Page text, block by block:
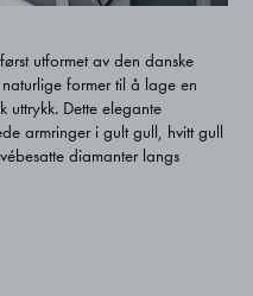
utformet av den danske
former til å lage en
uttrykk. Dette elegante
armringer i gult gull, hvitt gull
diamanter langs